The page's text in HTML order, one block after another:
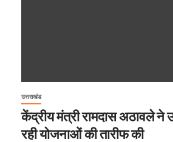
उत्तराखंड
केंद्रीय मंत्री रामदास अठावले ने
रही योजनाओं की तारीफ की